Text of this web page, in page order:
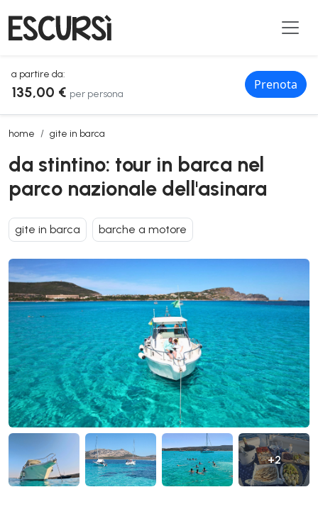
a partire da:
135,00 € per persona
Prenota
home gite in barca
da stintino: tour in barca nel parco nazionale dell'asinara
da stintino: tour in barca nel
parco nazionale dell'asinara
gite in barca barche a motore
+2